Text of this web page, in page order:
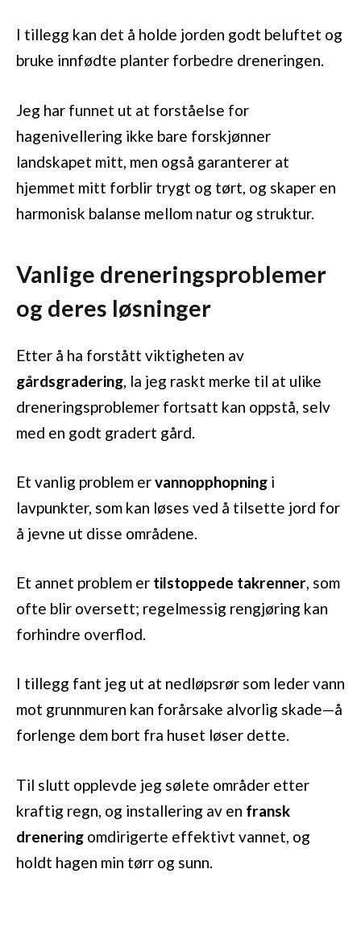
I tillegg kan det å holde jorden godt beluftet og
bruke innfødte planter forbedre dreneringen.
Jeg har funnet ut at forståelse for
hagenivellering ikke bare forskjønner
landskapet mitt, men også garanterer at
hjemmet mitt forblir trygt og tørt, og skaper en
harmonisk balanse mellom natur og struktur.
Vanlige dreneringsproblemer
og deres løsninger
Etter å ha forstått viktigheten av
gårdsgradering , la jeg raskt merke til at ulike
dreneringsproblemer fortsatt kan oppstå, selv
med en godt gradert gård.
Et vanlig problem ervannopphopning i
lavpunkter, som kan løses ved å tilsette jord for
å jevne ut disse områdene.
Et annet problem er tilstoppede takrenner, som
ofte blir oversett; regelmessig rengjøring kan
forhindre overflod.
I tillegg fant jeg ut at nedløpsrør som leder vann
mot grunnmuren kan forårsake alvorlig skade—å
forlenge dem bort fra huset løser dette.
Til slutt opplevde jeg sølete områder etter
kraftig regn, og installering av en fransk
drenering omdirigerte effektivt vannet, og
holdt hagen min tørr og sunn.